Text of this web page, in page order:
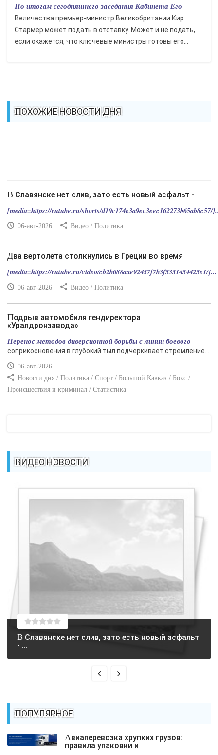
По итогам сегодняшнего заседания Кабинета Его
Величества премьер-министр Великобритании Кир
Стармер может подать в отставку. Может и не подать,
если окажется, что ключевые министры готовы его...
ПОХОЖИЕ НОВОСТИ ДНЯ
В Славянске нет слив, зато есть новый асфальт -
[media=https://rutube.ru/shorts/d10c174e3a9ec3eec162273b65ab8c57/
06-авг-2026 Видео / Политика
Два вертолета столкнулись в Греции во время
[media=https://rutube.ru/video/cb2b688aae92457f7b3f5331454425e1/]...
06-авг-2026 Видео / Политика
Подрыв автомобиля гендиректора
«Уралдронзавода»
Перенос методов диверсионной борьбы с линии боевого
соприкосновения в глубокий тыл подчеркивает стремление...
06-авг-2026
Новости дня / Политика / Спорт / Большой Кавказ / Бокс /
Происшествия и криминал / Статистика
ВИДЕО НОВОСТИ
В Славянске нет слив, зато есть новый асфальт
- ...
ПОПУЛЯРНОЕ
Авиаперевозка хрупких грузов:
правила упаковки и